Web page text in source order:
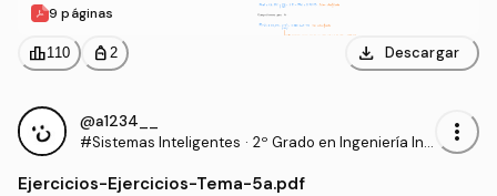
9 páginas
leaderboard110 personal_bag 2 download Descargar
@a1234__
#Sistemas Inteligentes · 2º Grado en Ingeniería Inf
more_vert
Ejercicios-Ejercicios-Tema-5a.pdf